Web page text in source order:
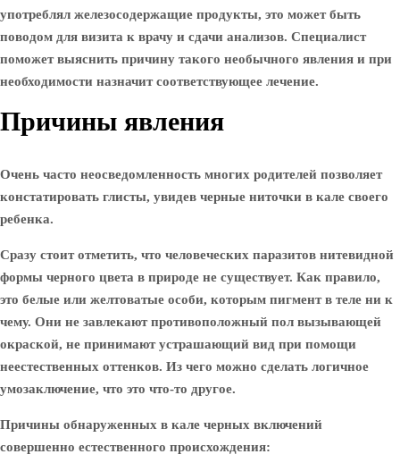
употреблял железосодержащие продукты, это может быть
поводом для визита к врачу и сдачи анализов. Специалист
поможет выяснить причину такого необычного явления и при
необходимости назначит соответствующее лечение.
Причины явления
Очень часто неосведомленность многих родителей позволяет
констатировать глисты, увидев черные ниточки в кале своего
ребенка.
Сразу стоит отметить, что человеческих паразитов нитевидной
формы черного цвета в природе не существует. Как правило,
это белые или желтоватые особи, которым пигмент в теле ни к
чему. Они не завлекают противоположный пол вызывающей
окраской, не принимают устрашающий вид при помощи
неестественных оттенков. Из чего можно сделать логичное
умозаключение, что это что-то другое.
Причины обнаруженных в кале черных включений
совершенно естественного происхождения: